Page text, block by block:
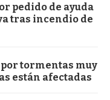
pedido de ayuda
tras incendio de
tormentas muy
están afectadas